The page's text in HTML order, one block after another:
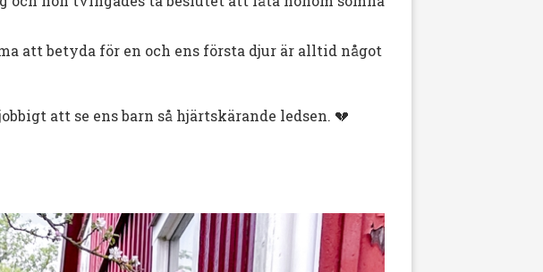
att betyda för en och ens första djur är alltid något
att se ens barn så hjärtskärande ledsen. 💔